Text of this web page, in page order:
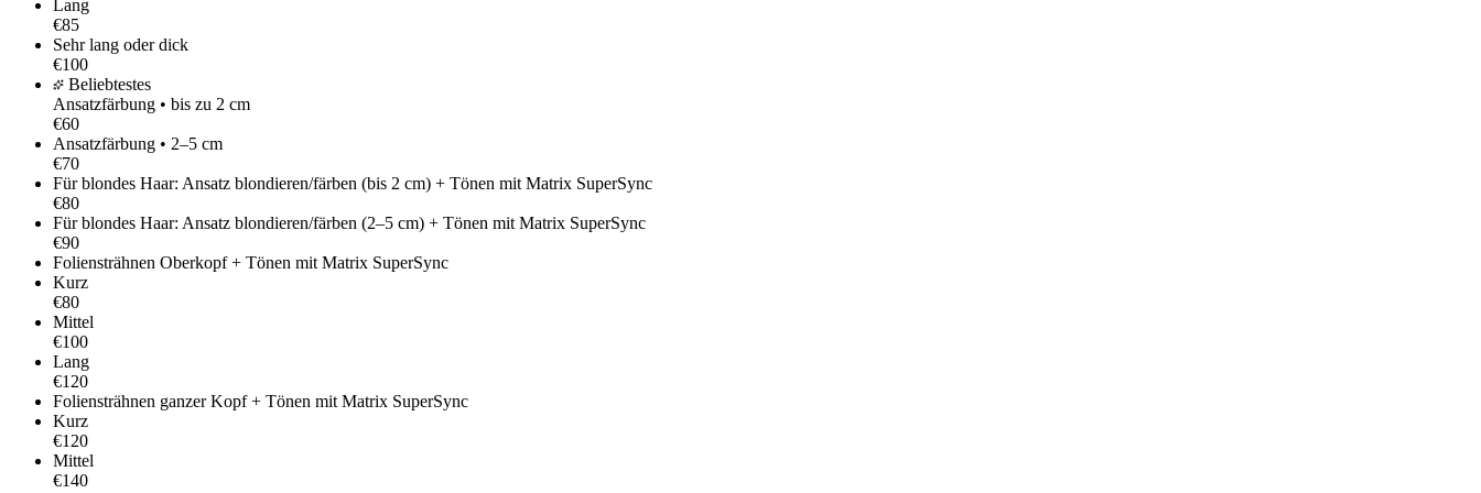
Lang
€85
Sehr lang oder dick
€100
Beliebtestes
Ansatzfärbung • bis zu 2 cm
€60
Ansatzfärbung • 2–5 cm
€70
Für blondes Haar: Ansatz blondieren/färben (bis 2 cm) + Tönen mit Matrix SuperSync
€80
Für blondes Haar: Ansatz blondieren/färben (2–5 cm) + Tönen mit Matrix SuperSync
€90
Foliensträhnen Oberkopf + Tönen mit Matrix SuperSync
Kurz
€80
Mittel
€100
Lang
€120
Foliensträhnen ganzer Kopf + Tönen mit Matrix SuperSync
Kurz
€120
Mittel
€140